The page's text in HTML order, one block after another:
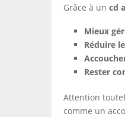
Grâce à un cd
Mieux
Réduire
Rester
Attention
comme un